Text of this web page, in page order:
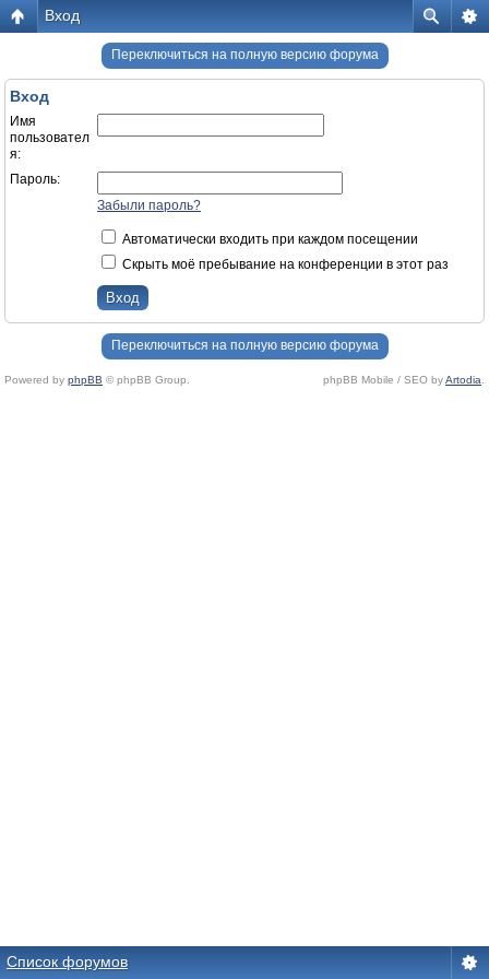
Вход
Переключиться на полную версию форума
Вход
Имя
пользовател
я:
Пароль:
Забыли пароль?
Автоматически входить при каждом посещении
Скрыть моё пребывание на конференции в этот раз
Переключиться на полную версию форума
Powered by phpBB © phpBB Group. phpBB Mobile / SEO byArtodia
Список форумов